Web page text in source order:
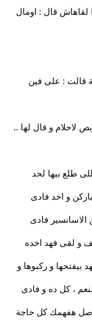
لقاهاش قال : اومال
قالت : على فين
لاحلام و قال لها ..
طلع بيها لحد
و اخد فادى
الاسانسير فادى
و لقى فهد اخده
و ركبوها و
، كل ده و فادى
هفهمك كل حاجة